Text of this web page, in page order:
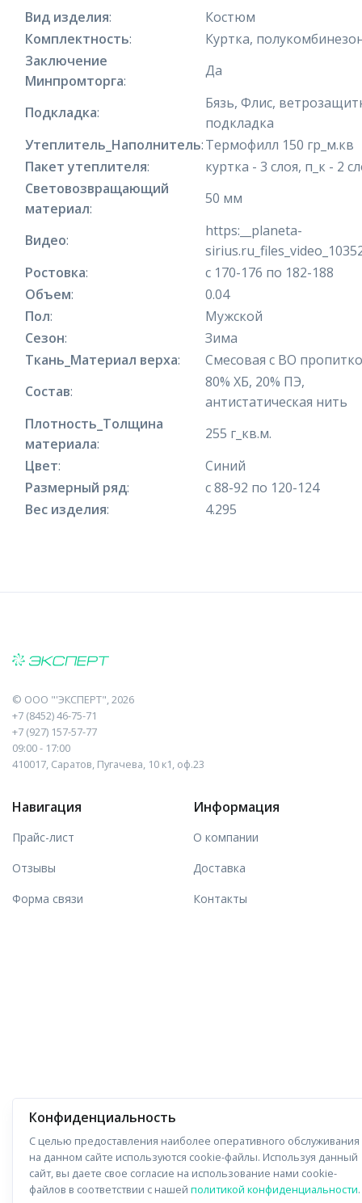
Вид изделия:
Костюм
Комплектность:
Куртка,
Заключение
Минпромторга:
Да
Подкладка:
Бязь, Флис,
подкладка
Утеплитель_Наполнитель:Термофилл 150 гр_м.кв
Пакет утеплителя:
куртка - 3 слоя, п_к - 2
Световозвращающий
материал:
50 мм
Видео:
https:__planeta-
Ростовка:
с 170-176 по 182-188
Объем:
0.04
Пол:
Мужской
Сезон:
Зима
Ткань_Материал верха:
Смесовая с ВО
Состав:
80% ХБ, 20% ПЭ,
антистатическая нить
Плотность_Толщина
материала:
255 г_кв.м.
Цвет:
Синий
Размерный ряд:
с 88-92 по 120-124
Вес изделия: 4.295
© ООО "'ЭКСПЕРТ", 2026
+7 (8452) 46-75-71
+7 (927) 157-57-77
09:00 - 17:00
410017, Саратов, Пугачева, 10 к1, оф.23
Навигация
Прайс-лист
Отзывы
Форма связи
Информация
О компании
Доставка
Контакты
Конфиденциальность
С целью предоставления наиболее оперативного обслуживания
на данном сайте используются cookie-файлы. Используя данный
сайт, вы даете свое согласие на использование нами cookie-
файлов в соответствии с нашей политикой конфиденциальности.